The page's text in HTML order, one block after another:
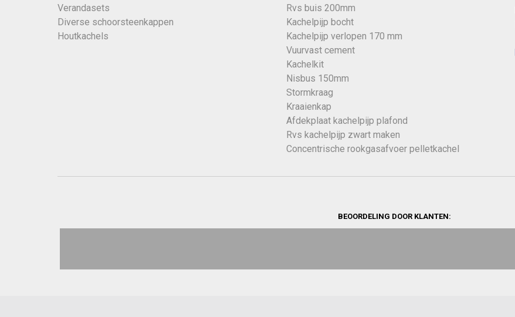
Verandasets
Diverse schoorsteenkappen
Houtkachels
Rvs buis 200mm
Kachelpijp bocht
Kachelpijp verlopen 170 mm
Vuurvast cement
Kachelkit
Nisbus 150mm
Stormkraag
Kraaienkap
Afdekplaat kachelpijp plafond
Rvs kachelpijp zwart maken
Concentrische rookgasafvoer pelletkachel
BEOORDELING DOOR KLANTEN: